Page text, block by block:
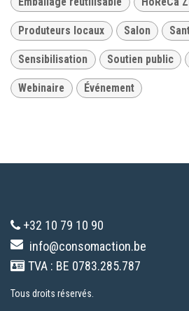
Produteurs locaux Salon
Sensibilisation Soutien public
Webinaire Événement
+32 10 79 10 90
info@consomaction.be
TVA : BE 0783.285.787
Tous droits réservés.